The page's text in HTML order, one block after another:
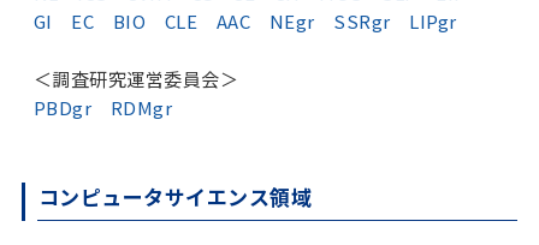
GI
EC BIO CLE AAC NEgr SSRgr LIPgr
＜調査研究運営委員会＞
PBDgr
RDMgr
コンピュータサイエンス領域